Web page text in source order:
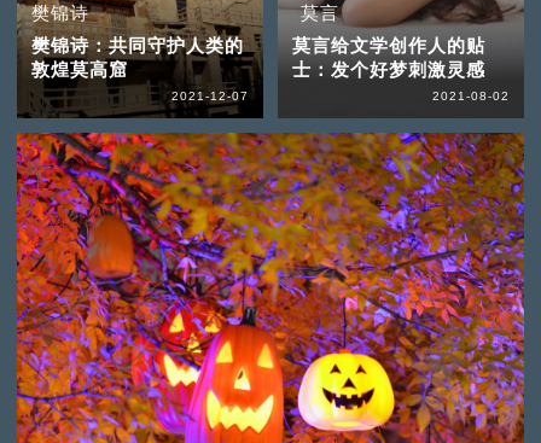
樊锦诗
樊锦诗：共同守护人类的
敦煌莫高窟
2021-12-07
莫言
莫言给文学创作人的贴
士：发个好梦刺激灵感
2021-08-02